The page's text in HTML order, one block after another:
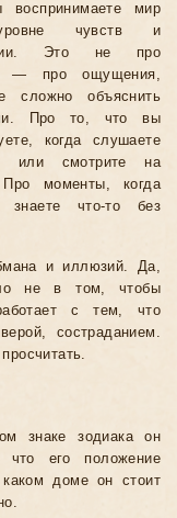
воспринимаете мир
чувств и
Это не про
— про ощущения,
сложно объяснить
Про то, что вы
когда слушаете
или смотрите на
Про моменты, когда
знаете что-то без
и иллюзий. Да,
не в том, чтобы
с тем, что
состраданием.
знаке зодиака он
его положение
доме он стоит